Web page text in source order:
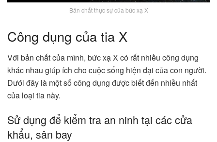
Bản chất thực sự của bức xạ X
Công dụng của tia X
Với bản chất của mình, bức xạ X có rất nhiều công dụng
khác nhau giúp ích cho cuộc sống hiện đại của con người.
Dưới đây là một số công dụng được biết đến nhiều nhất
của loại tia này.
Sử dụng để kiểm tra an ninh tại các cửa
khẩu, sân bay